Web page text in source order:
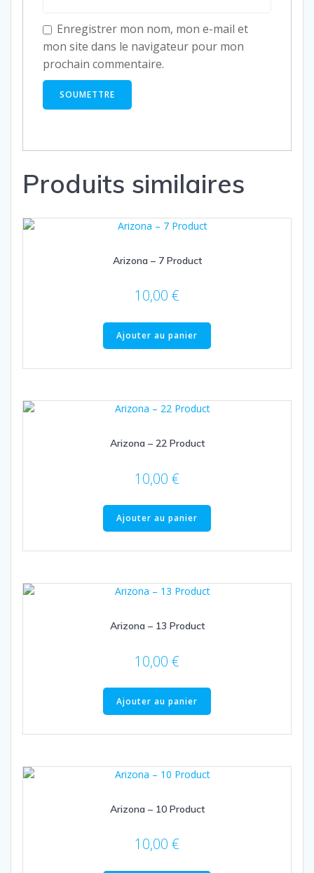
Enregistrer mon nom, mon e-mail et
mon site dans le navigateur pour mon
prochain commentaire.
Produits similaires
Arizona – 7 Product
10,00 €
Ajouter au panier
Arizona – 22 Product
10,00 €
Ajouter au panier
Arizona – 13 Product
10,00 €
Ajouter au panier
Arizona – 10 Product
10,00 €